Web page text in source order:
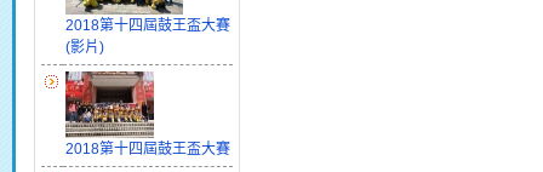
2018第十四屆鼓王盃大賽
(影片)
2018第十四屆鼓王盃大賽